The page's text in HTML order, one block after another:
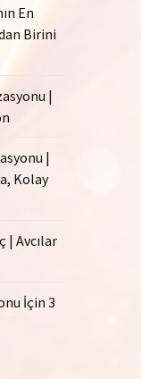
En
Birini
|
|
Kolay
| Avcılar
İçin 3